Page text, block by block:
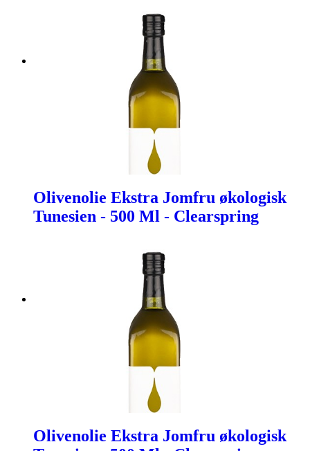
Olivenolie Ekstra Jomfru økologisk
Tunesien - 500 Ml - Clearspring
Olivenolie Ekstra Jomfru økologisk